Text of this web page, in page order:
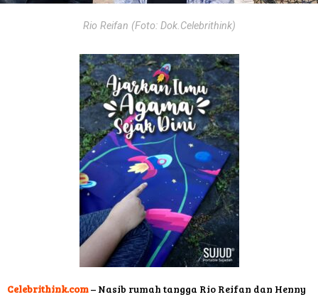
Rio Reifan (Foto: Dok.Celebrithink)
Celebrithink.com– Nasib rumah tangga Rio Reifan dan Henny